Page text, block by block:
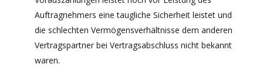
Auftragnehmers eine taugliche Sicherheit leistet und
die schlechten Vermögensverhältnisse dem anderen
Vertragspartner bei Vertragsabschluss nicht bekannt
waren.